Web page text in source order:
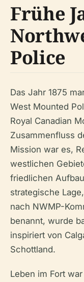
Frühe
Police
Das Jahr 1875
West Mounted
Royal Canadian
Zusammenfluss
Mission war es,
westlichen
friedlichen
strategische
nach NWMP-
benannt, wurde
inspiriert von
Schottland.
Leben im Fort